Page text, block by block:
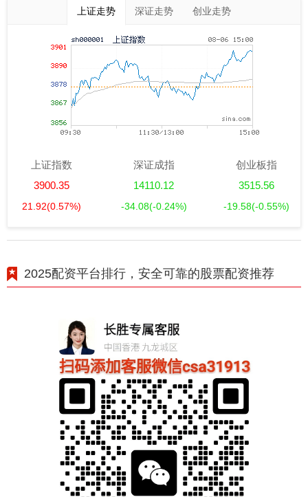
上证走势 深证走势 创业走势
上证指数
3900.35
21.92(0.57%)
深证成指
14110.12
-34.08(-0.24%)
创业板指
3515.56
-19.58(-0.55%)
2025配资平台排行，安全可靠的股票配资推荐